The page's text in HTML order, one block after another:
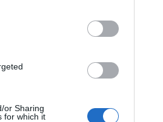
or Sharing
for which it